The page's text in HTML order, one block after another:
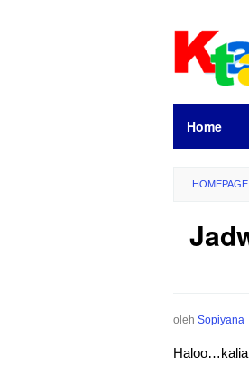
Home
HOMEPAGE
oleh Sopiyana